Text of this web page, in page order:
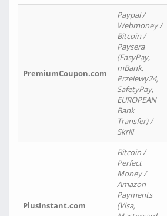
PremiumCoupon.com
Paypal /
Webmoney /
Bitcoin /
Paysera
(EasyPay,
mBank,
Przelewy24,
SafetyPay,
EUROPEAN
Bank
Transfer) /
Skrill
PlusInstant.com
Bitcoin /
Perfect
Money /
Amazon
Payments
(Visa,